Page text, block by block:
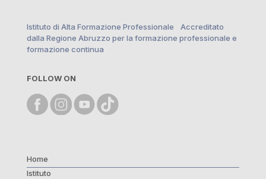
Istituto di Alta Formazione Professionale Accreditato
dalla Regione Abruzzo per la formazione professionale e
formazione continua
FOLLOW ON
Home
Istituto